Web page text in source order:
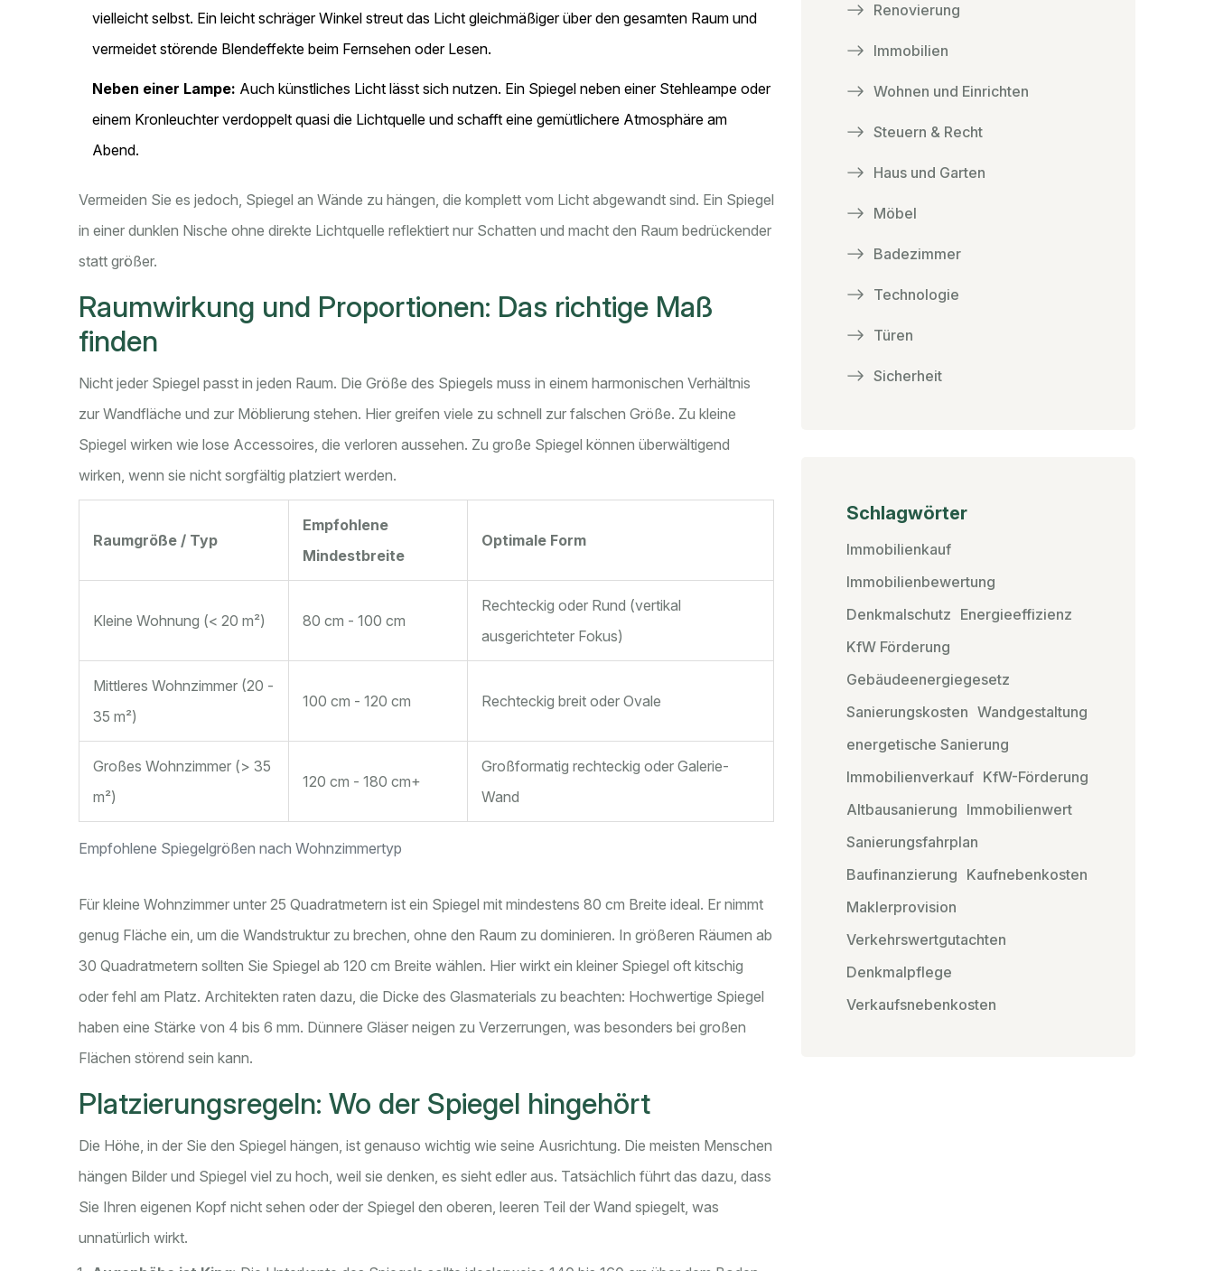
vielleicht selbst. Ein leicht schräger Winkel streut das Licht gleichmäßiger über den gesamten Raum und
vermeidet störende Blendeffekte beim Fernsehen oder Lesen.
Neben einer Lampe: Auch künstliches Licht lässt sich nutzen. Ein Spiegel neben einer Stehleampe oder
einem Kronleuchter verdoppelt quasi die Lichtquelle und schafft eine gemütlichere Atmosphäre am
Abend.
Vermeiden Sie es jedoch, Spiegel an Wände zu hängen, die komplett vom Licht abgewandt sind. Ein Spiegel
in einer dunklen Nische ohne direkte Lichtquelle reflektiert nur Schatten und macht den Raum bedrückender
statt größer.
Raumwirkung und Proportionen: Das richtige Maß
finden
Nicht jeder Spiegel passt in jeden Raum. Die Größe des Spiegels muss in einem harmonischen Verhältnis
zur Wandfläche und zur Möblierung stehen. Hier greifen viele zu schnell zur falschen Größe. Zu kleine
Spiegel wirken wie lose Accessoires, die verloren aussehen. Zu große Spiegel können überwältigend
wirken, wenn sie nicht sorgfältig platziert werden.
Empfohlene Spiegelgrößen nach Wohnzimmertyp
Raumgröße / Typ
Empfohlene
Mindestbreite
Optimale Form
Kleine Wohnung (< 20 m²) 80 cm - 100 cm
Rechteckig oder Rund (vertikal
ausgerichteter Fokus)
Mittleres Wohnzimmer (20 -
35 m²)
100 cm - 120 cm Rechteckig breit oder Ovale
Großes Wohnzimmer (> 35
m²)
120 cm - 180 cm+
Großformatig rechteckig oder Galerie-
Wand
Für kleine Wohnzimmer unter 25 Quadratmetern ist ein Spiegel mit mindestens 80 cm Breite ideal. Er nimmt
genug Fläche ein, um die Wandstruktur zu brechen, ohne den Raum zu dominieren. In größeren Räumen ab
30 Quadratmetern sollten Sie Spiegel ab 120 cm Breite wählen. Hier wirkt ein kleiner Spiegel oft kitschig
oder fehl am Platz. Architekten raten dazu, die Dicke des Glasmaterials zu beachten: Hochwertige Spiegel
haben eine Stärke von 4 bis 6 mm. Dünnere Gläser neigen zu Verzerrungen, was besonders bei großen
Flächen störend sein kann.
Platzierungsregeln: Wo der Spiegel hingehört
Die Höhe, in der Sie den Spiegel hängen, ist genauso wichtig wie seine Ausrichtung. Die meisten Menschen
hängen Bilder und Spiegel viel zu hoch, weil sie denken, es sieht edler aus. Tatsächlich führt das dazu, dass
Sie Ihren eigenen Kopf nicht sehen oder der Spiegel den oberen, leeren Teil der Wand spiegelt, was
unnatürlich wirkt.
Renovierung
Immobilien
Wohnen und Einrichten
Steuern & Recht
Haus und Garten
Möbel
Badezimmer
Technologie
Türen
Sicherheit
Schlagwörter
Immobilienkauf
Immobilienbewertung
Denkmalschutz Energieeffizienz
KfW Förderung
Gebäudeenergiegesetz
Sanierungskosten Wandgestaltung
energetische Sanierung
Immobilienverkauf KfW-Förderung
Altbausanierung Immobilienwert
Sanierungsfahrplan
Baufinanzierung Kaufnebenkosten
Maklerprovision
Verkehrswertgutachten
Denkmalpflege
Verkaufsnebenkosten